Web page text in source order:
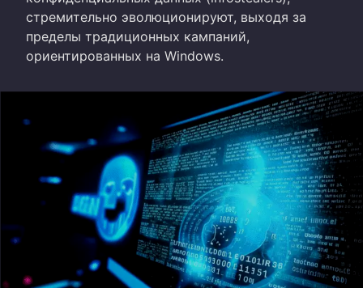
стремительно эволюционируют, выходя за
пределы традиционных кампаний,
ориентированных на Windows.